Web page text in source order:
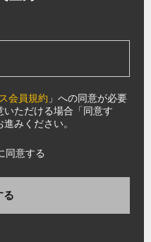
会員規約 」への同意が必要
ただける場合「同意す
みください。
同意する
る